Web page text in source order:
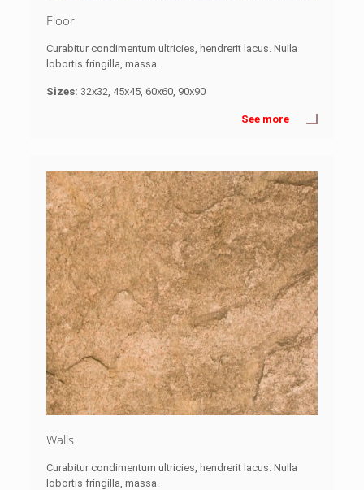
Floor
Curabitur condimentum ultricies, hendrerit lacus. Nulla
lobortis fringilla, massa.
Sizes: 32x32, 45x45, 60x60, 90x90
See more
Walls
Curabitur condimentum ultricies, hendrerit lacus. Nulla
lobortis fringilla, massa.